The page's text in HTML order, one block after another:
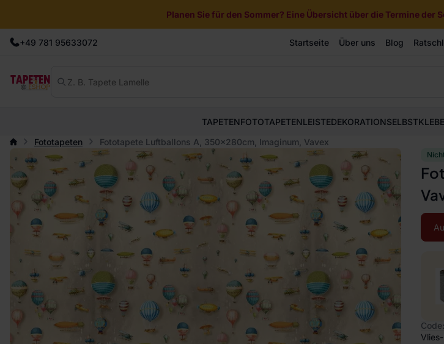
Planen Sie für den Sommer? Eine Übersicht über die Termine
+49 781 95633072 Startseite Über uns Blog
TAPETENFOTOTAPETENLEISTEDEKORATION
Fototapeten
Fototapete Luftballons A, 350x280cm, Imaginum, Vavex